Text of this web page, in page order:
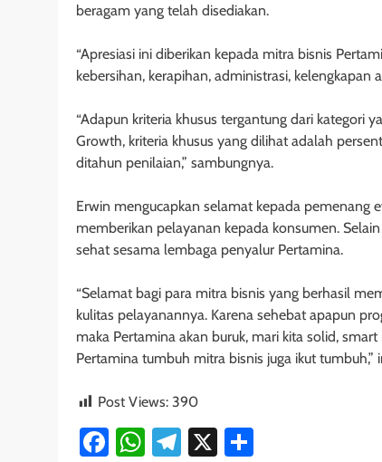
beragam yang telah disediakan.
“Apresiasi ini diberikan kepada mitra bisnis
kebersihan, kerapihan, administrasi, kelengkapan
“Adapun kriteria khusus tergantung dari kategori
Growth, kriteria khusus yang dilihat adalah
ditahun penilaian,” sambungnya.
Erwin mengucapkan selamat kepada pemenang
memberikan pelayanan kepada konsumen.
sehat sesama lembaga penyalur Pertamina.
“Selamat bagi para mitra bisnis yang berhasil
kulitas pelayanannya. Karena sehebat apapun
maka Pertamina akan buruk, mari kita solid,
Pertamina tumbuh mitra bisnis juga ikut tumbuh,”
Post Views: 390
Facebook
WhatsApp
Telegram
X